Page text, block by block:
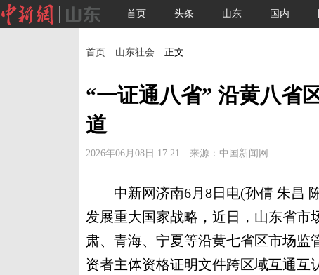
首页 头条 山东 国内
首页—山东社会—正文
“一证通八省” 沿黄八省
道
2026年06月08日 17:21 来源：中国新闻网
中新网济南6月8日电(孙倩 朱昌
发展重大国家战略，近日，山东省市
肃、青海、宁夏等沿黄七省区市场监
资者主体资格证明文件跨区域互通